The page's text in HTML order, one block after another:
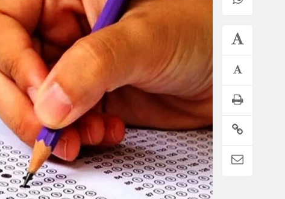
اطلاعیه تامین اجتماعی درباره واریز حقوق تیر بازنشستگان